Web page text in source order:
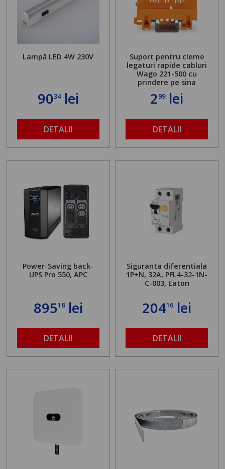
Lampă LED 4W 230V
9034lei
DETALII
Suport pentru cleme
legaturi rapide cabluri
Wago 221-500 cu
prindere pe sina
299lei
DETALII
Power-Saving back-
UPS Pro 550, APC
89518lei
DETALII
Siguranta diferentiala
1P+N, 32A, PFL4-32-1N-
C-003, Eaton
20416 lei
DETALII